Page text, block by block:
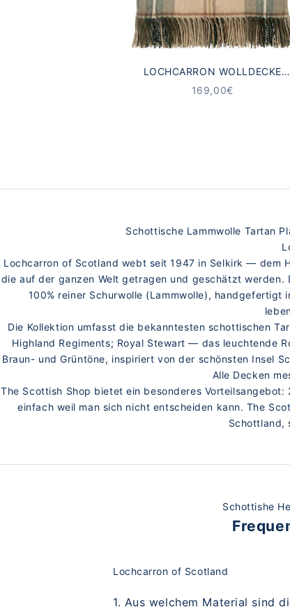
LOCHCARRON WOLLDECKE
SASKATCHEWAN
ANGEBOT
169,00€
Schottische Lammwolle Tartan
Lochcarron of Scotland webt seit 1947 in Selkirk — dem
die auf der ganzen Welt getragen und geschätzt werden.
100% reiner Schurwolle (Lammwolle),
Die Kollektion umfasst die bekanntesten schottischen
Highland Regiments; Royal Stewart — das leuchtende
Braun- und Grüntöne, inspiriert von der schönsten Insel
Alle Decken
The Scottish Shop bietet ein besonderes
einfach weil man sich nicht entscheiden kann. The
Schottland,
Schottishe
Lochcarron of Scotland
1. Aus welchem Material sind